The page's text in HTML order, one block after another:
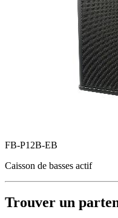
FB-P12B-EB
Caisson de basses actif
Trouver un